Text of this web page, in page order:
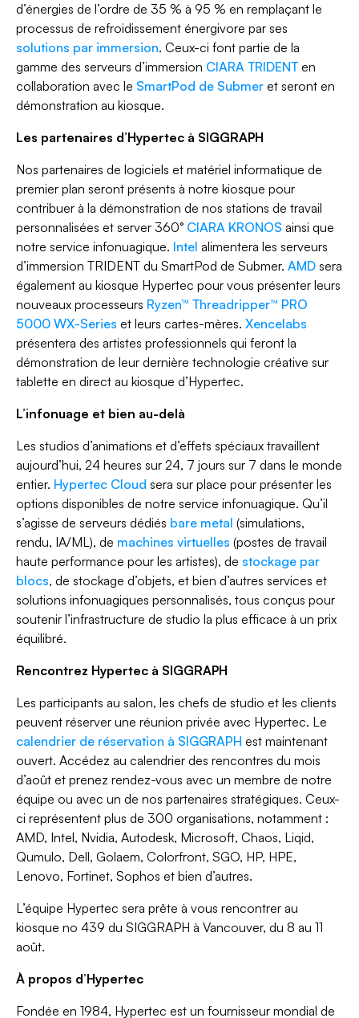
d’énergies de l’ordre de 35 % à 95 % en remplaçant le
processus de refroidissement énergivore par ses
solutions par immersion. Ceux-ci font partie de la
gamme des serveurs d’immersion CIARA TRIDENT en
collaboration avec le SmartPod de Submer et seront en
démonstration au kiosque.
Les partenaires d’Hypertec à SIGGRAPH
Nos partenaires de logiciels et matériel informatique de
premier plan seront présents à notre kiosque pour
contribuer à la démonstration de nos stations de travail
personnalisées et server 360° CIARA KRONOS ainsi que
notre service infonuagique. Intel alimentera les serveurs
d’immersion TRIDENT du SmartPod de Submer. AMD sera
également au kiosque Hypertec pour vous présenter leurs
nouveaux processeurs Ryzen™ Threadripper™ PRO
5000 WX-Series et leurs cartes-mères. Xencelabs
présentera des artistes professionnels qui feront la
démonstration de leur dernière technologie créative sur
tablette en direct au kiosque d’Hypertec.
L’infonuage et bien au-delà
Les studios d’animations et d’effets spéciaux travaillent
aujourd’hui, 24 heures sur 24, 7 jours sur 7 dans le monde
entier. Hypertec Cloud sera sur place pour présenter les
options disponibles de notre service infonuagique. Qu’il
s’agisse de serveurs dédiés bare metal (simulations,
rendu, IA/ML), de machines virtuelles (postes de travail
haute performance pour les artistes), de stockage par
blocs, de stockage d’objets, et bien d’autres services et
solutions infonuagiques personnalisés, tous conçus pour
soutenir l’infrastructure de studio la plus efficace à un prix
équilibré.
Rencontrez Hypertec à SIGGRAPH
Les participants au salon, les chefs de studio et les clients
peuvent réserver une réunion privée avec Hypertec. Le
calendrier de réservation à SIGGRAPH est maintenant
ouvert. Accédez au calendrier des rencontres du mois
d’août et prenez rendez-vous avec un membre de notre
équipe ou avec un de nos partenaires stratégiques. Ceux-
ci représentent plus de 300 organisations, notamment :
AMD, Intel, Nvidia, Autodesk, Microsoft, Chaos, Liqid,
Qumulo, Dell, Golaem, Colorfront, SGO, HP, HPE,
Lenovo, Fortinet, Sophos et bien d’autres.
L’équipe Hypertec sera prête à vous rencontrer au
kiosque no 439 du SIGGRAPH à Vancouver, du 8 au 11
août.
À propos d’Hypertec
Fondée en 1984, Hypertec est un fournisseur mondial de